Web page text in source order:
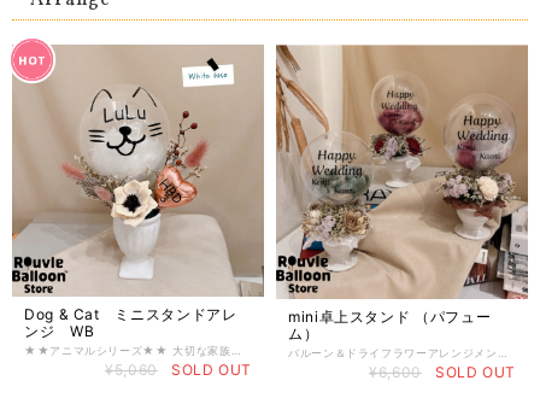
Dog & Cat ミニスタンドアレ
ンジ WB
¥5,060 SOLD OUT
mini卓上スタンド （パフュー
ム）
¥6,600 SOLD OUT